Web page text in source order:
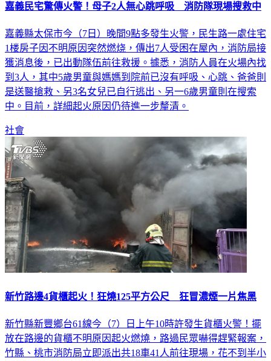
嘉義民宅驚傳火警！母子2人無心跳呼吸 消防隊現場搜救中
嘉義縣太保市今（7日）晚間9點多發生火警，民生路一處住宅
1楼房子因不明原因突然燃烧，傳出7人受困在屋內，消防局接
獲消息後，已出動隊伍前往救援。據悉，消防人員在火場內找
到3人，其中5歲男童與媽媽到院前已沒有呼吸、心跳、爸爸則
是送醫搶救、另3名女兒已自行逃出、另一6歲男童則在搜索
中。目前，詳細起火原因仍待進一步釐清。
社會
新竹路邊4貨櫃起火！狂燒125平方公尺 狂冒濃煙一片焦黑
新竹縣新豐鄉台61線今（7）日上午10時許發生貨櫃火警！擺
放在路邊的貨櫃不明原因起火燃燒，路過民眾嚇得趕緊報案，
竹縣、桃市消防局立即派出共18車41人前往現場，花不到半小